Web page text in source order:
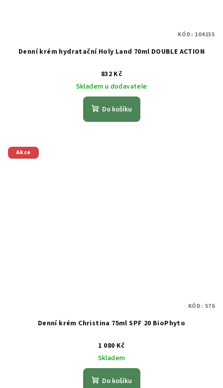
Denní krém hydratační Holy Land 70ml DOUBLE ACTION
832 Kč
Skladem u dodavatele
Do košíku
KÓD: 104155
Akce
Denní krém Christina 75ml SPF 20 BioPhyto
1 080 Kč
Skladem
Do košíku
KÓD: 576